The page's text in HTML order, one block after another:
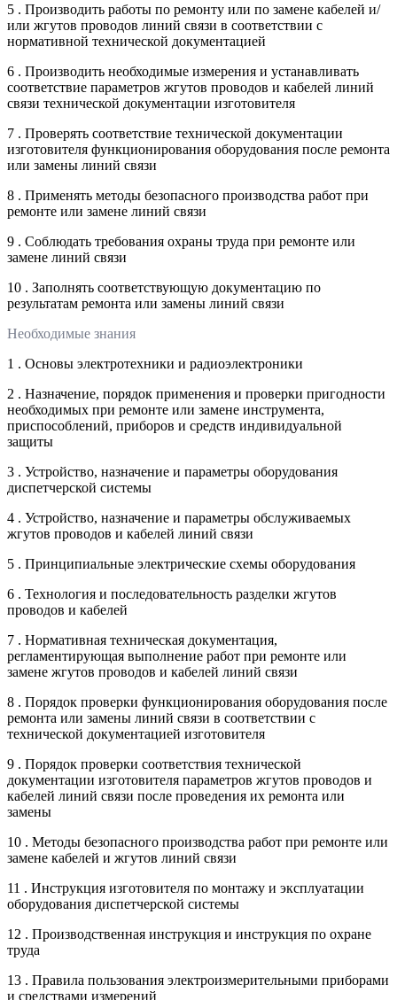
5 . Производить работы по ремонту или по замене кабелей и/
или жгутов проводов линий связи в соответствии с
нормативной технической документацией
6 . Производить необходимые измерения и устанавливать
соответствие параметров жгутов проводов и кабелей линий
связи технической документации изготовителя
7 . Проверять соответствие технической документации
изготовителя функционирования оборудования после ремонта
или замены линий связи
8 . Применять методы безопасного производства работ при
ремонте или замене линий связи
9 . Соблюдать требования охраны труда при ремонте или
замене линий связи
10 . Заполнять соответствующую документацию по
результатам ремонта или замены линий связи
Необходимые знания
1 . Основы электротехники и радиоэлектроники
2 . Назначение, порядок применения и проверки пригодности
необходимых при ремонте или замене инструмента,
приспособлений, приборов и средств индивидуальной
защиты
3 . Устройство, назначение и параметры оборудования
диспетчерской системы
4 . Устройство, назначение и параметры обслуживаемых
жгутов проводов и кабелей линий связи
5 . Принципиальные электрические схемы оборудования
6 . Технология и последовательность разделки жгутов
проводов и кабелей
7 . Нормативная техническая документация,
регламентирующая выполнение работ при ремонте или
замене жгутов проводов и кабелей линий связи
8 . Порядок проверки функционирования оборудования после
ремонта или замены линий связи в соответствии с
технической документацией изготовителя
9 . Порядок проверки соответствия технической
документации изготовителя параметров жгутов проводов и
кабелей линий связи после проведения их ремонта или
замены
10 . Методы безопасного производства работ при ремонте или
замене кабелей и жгутов линий связи
11 . Инструкция изготовителя по монтажу и эксплуатации
оборудования диспетчерской системы
12 . Производственная инструкция и инструкция по охране
труда
13 . Правила пользования электроизмерительными приборами
и средствами измерений